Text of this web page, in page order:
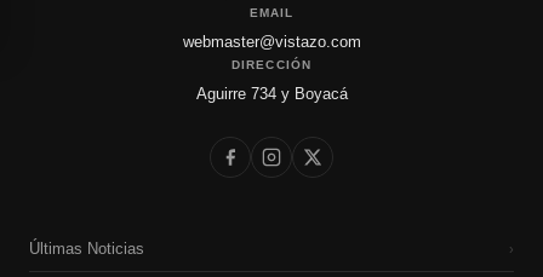
EMAIL
webmaster@vistazo.com
DIRECCIÓN
Aguirre 734 y Boyacá
Últimas Noticias ›